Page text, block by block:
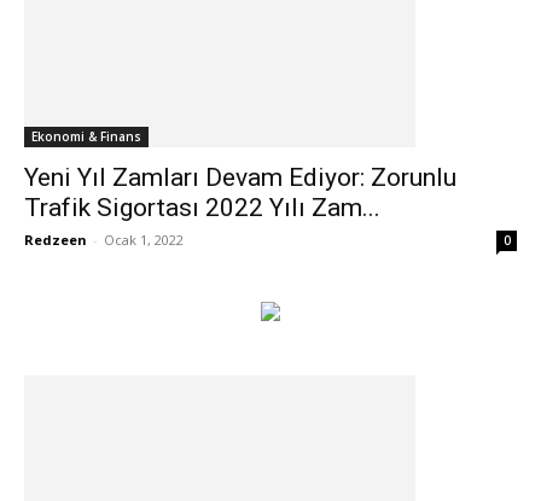
Ekonomi & Finans
Yeni Yıl Zamları Devam Ediyor: Zorunlu
Trafik Sigortası 2022 Yılı Zam...
Redzeen - Ocak 1, 2022 0